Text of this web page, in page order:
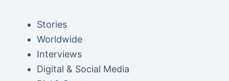
Stories
Worldwide
Interviews
Digital & Social Media